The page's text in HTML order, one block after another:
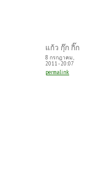
แก้ว กุ๊ก กิ๊ก
8 กรกฎาคม,
2011 - 20:07
permalink